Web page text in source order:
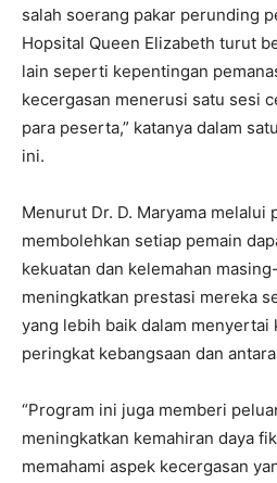
salah soerang pakar perunding
Hopsital Queen Elizabeth turut
lain seperti kepentingan
kecergasan menerusi satu sesi
para peserta,” katanya dalam
ini.
Menurut Dr. D. Maryama melalui
membolehkan setiap pemain
kekuatan dan kelemahan
meningkatkan prestasi mereka
yang lebih baik dalam menyertai
peringkat kebangsaan dan
“Program ini juga memberi
meningkatkan kemahiran daya
memahami aspek kecergasan